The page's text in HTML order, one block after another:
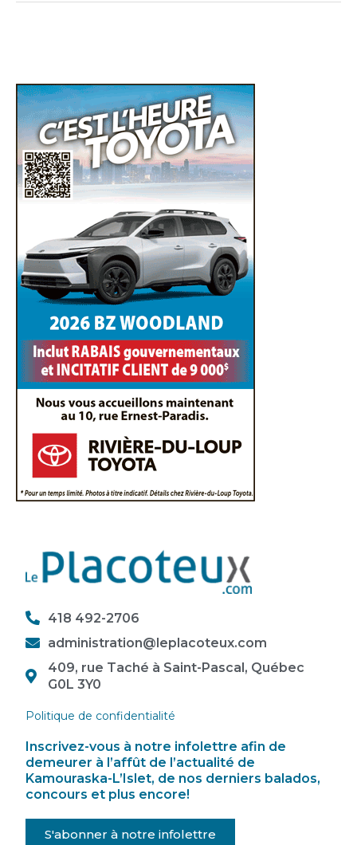
418 492-2706
administration@leplacoteux.com
409, rue Taché à Saint-Pascal, Québec
G0L 3Y0
Politique de confidentialité
Inscrivez-vous à notre infolettre afin de
demeurer à l’affût de l’actualité de
Kamouraska-L’Islet, de nos derniers balados,
concours et plus encore!
S'abonner à notre infolettre